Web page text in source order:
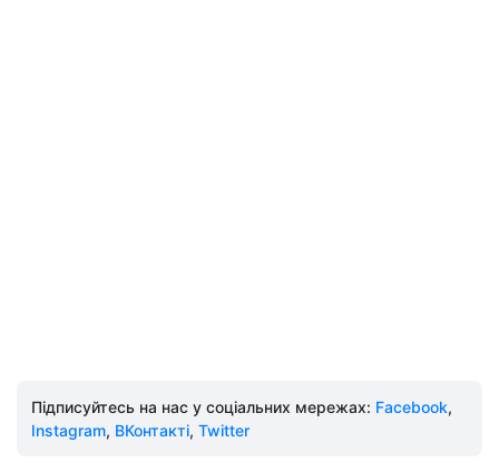
Підписуйтесь на нас у соціальних мережах: Facebook,
Instagram, ВКонтакті, Twitter